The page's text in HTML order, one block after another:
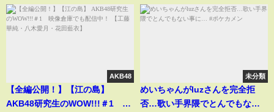
AKB48
【全編公開！】【江の島】
AKB48研究生のWOW!!!＃1 映
未分類
めいちゃんがluzさんを完全拒
否…歌い手界隈でとんでもない